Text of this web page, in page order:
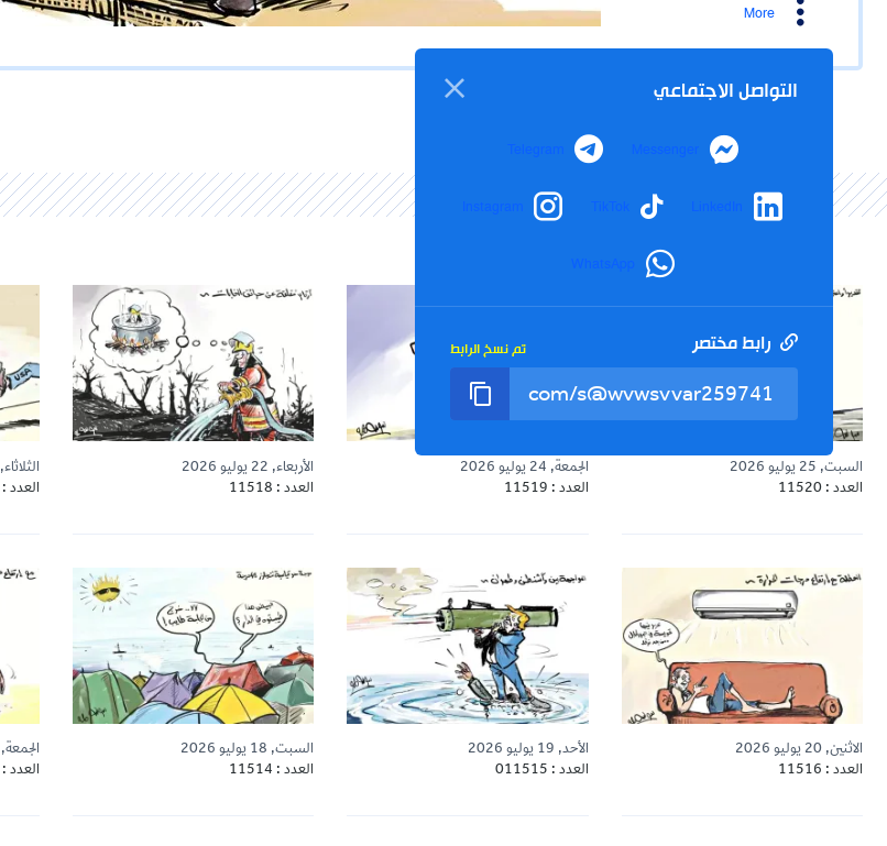
More
التواصل الاجتماعي
Messenger
Telegram
LinkedIn
TikTok
Instagram
WhatsApp
رابط مختصر تم نسخ الرابط
السبت, 25 يوليو 2026
العدد : 11520
الجمعة, 24 يوليو 2026
العدد : 11519
الأربعاء, 22 يوليو 2026
العدد : 11518
الثلاثاء, 21 يوليو 2026
العدد : 11517
الاثنين, 20 يوليو 2026
العدد : 11516
الأحد, 19 يوليو 2026
العدد : 011515
السبت, 18 يوليو 2026
العدد : 11514
الجمعة, 17 يوليو 2026
العدد : 11513